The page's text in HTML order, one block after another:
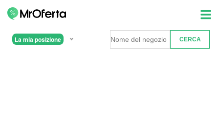
La mia posizione